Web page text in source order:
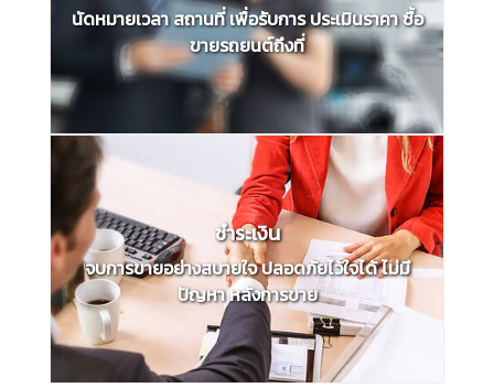
นัดหมายเวลา สถานที่ เพื่อรับการ ประเมินราคา ซื้อ
ขายรถยนต์ถึงที่
ชำระเงิน
จบการขายอย่างสบายใจ ปลอดภัยไว้ใจได้ ไม่มี
ปัญหา หลังการขาย